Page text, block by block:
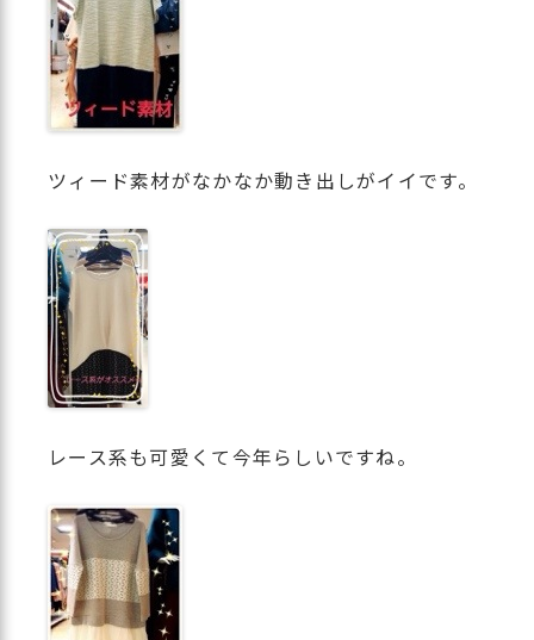
ツィード素材がなかなか動き出しがイイです。
レース系も可愛くて今年らしいですね。